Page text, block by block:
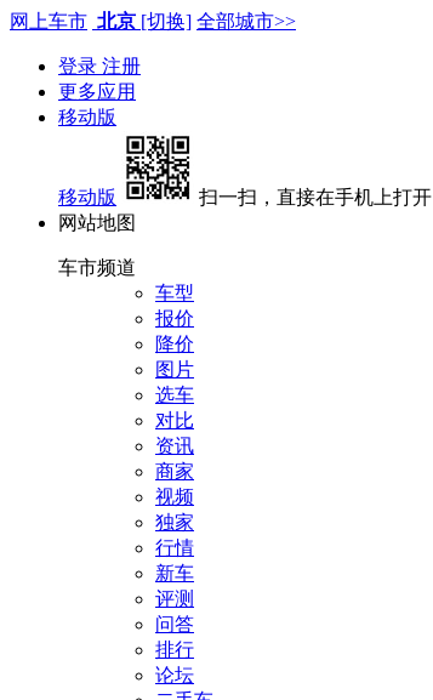
网上车市 北京 [切换] 全部城市>>
登录 注册
更多应用
移动版
移动版
扫一扫，直接在手机上打开
网站地图
车市频道
车型
报价
降价
图片
选车
对比
资讯
商家
视频
独家
行情
新车
评测
问答
排行
论坛